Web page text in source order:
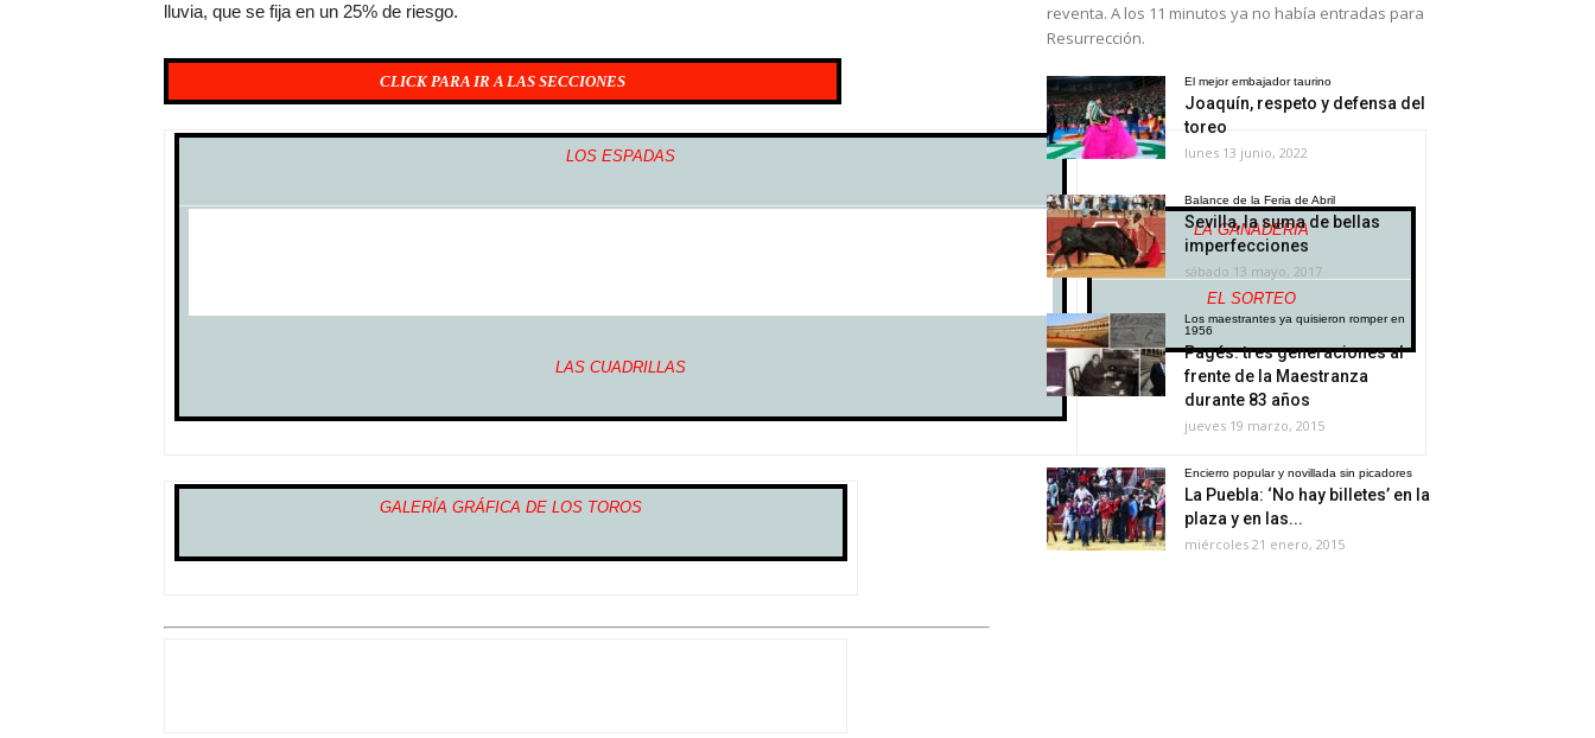
lluvia, que se fija en un 25% de riesgo.
CLICK PARA IR A LAS SECCIONES
LOS ESPADAS
LAS CUADRILLAS
LA GANADERÍA
EL SORTEO
GALERÍA GRÁFICA DE LOS TOROS
reventa. A los 11 minutos ya no había entradas para
Resurrección.
El mejor embajador taurino
Joaquín, respeto y defensa del
toreo
lunes 13 junio, 2022
Balance de la Feria de Abril
Sevilla, la suma de bellas
imperfecciones
sábado 13 mayo, 2017
Los maestrantes ya quisieron romper en
1956
Pagés: tres generaciones al
frente de la Maestranza
durante 83 años
jueves 19 marzo, 2015
Encierro popular y novillada sin picadores
La Puebla: ‘No hay billetes’ en la
plaza y en las...
miércoles 21 enero, 2015